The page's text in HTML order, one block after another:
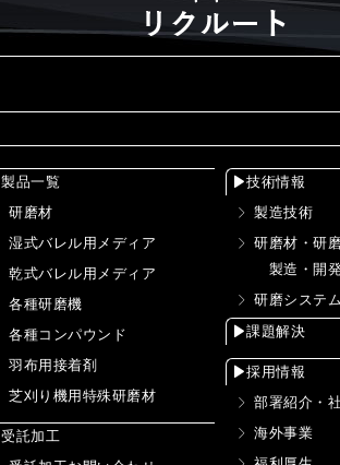
製品一覧
研磨材
湿式バレル用メディア
乾式バレル用メディア
各種研磨機
各種コンパウンド
羽布用接着剤
芝刈り機用特殊研磨材
受託加工
技術情報
製造技術
研磨材・研
製造・開
研磨システム
課題解決
採用情報
部署紹介・
海外事業